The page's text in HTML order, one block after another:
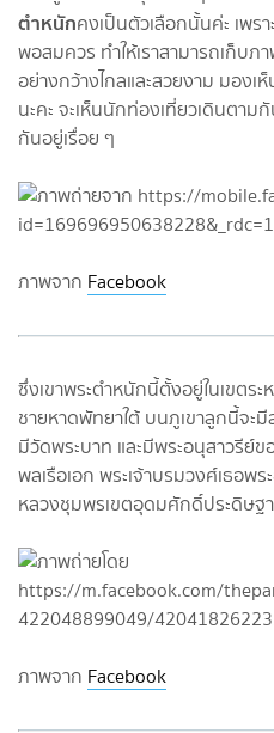
ตำหนักคงเป็นตัวเลือกนั้นค่ะ เพร
พอสมควร ทำให้เราสามารถเก็บ
อย่างกว้างไกลและสวยงาม มอง
นะคะ จะเห็นนักท่องเที่ยวเดินตาม
กันอยู่เรื่อย ๆ
ภาพจาก Facebook
ซึ่งเขาพระตำหนักนี้ตั้งอยู่ในเขตร
ชายหาดพัทยาใต้ บนภูเขาลูกนี้จะ
มีวัดพระบาท และมีพระอนุสาวรีย์
พลเรือเอก พระเจ้าบรมวงศ์เธอพ
หลวงชุมพรเขตอุดมศักดิ์ประดิษฐ
ภาพจาก Facebook